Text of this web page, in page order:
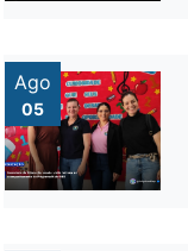
Ago
05